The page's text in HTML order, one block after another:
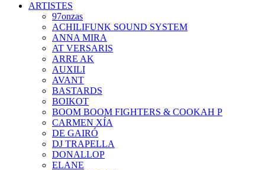
ARTISTES
97onzas
ACHILIFUNK SOUND SYSTEM
ANNA MIRA
AT VERSARIS
ARRE AK
AUXILI
AVANT
BASTARDS
BOIKOT
BOOM BOOM FIGHTERS & COOKAH P
CARMEN XÍA
DE GAIRÓ
DJ TRAPELLA
DONALLOP
ELANE